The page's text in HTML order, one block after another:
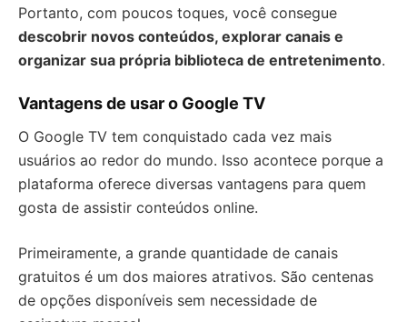
Portanto, com poucos toques, você consegue
descobrir novos conteúdos, explorar canais e
organizar sua própria biblioteca de entretenimento.
Vantagens de usar o Google TV
O Google TV tem conquistado cada vez mais
usuários ao redor do mundo. Isso acontece porque a
plataforma oferece diversas vantagens para quem
gosta de assistir conteúdos online.
Primeiramente, a grande quantidade de canais
gratuitos é um dos maiores atrativos. São centenas
de opções disponíveis sem necessidade de